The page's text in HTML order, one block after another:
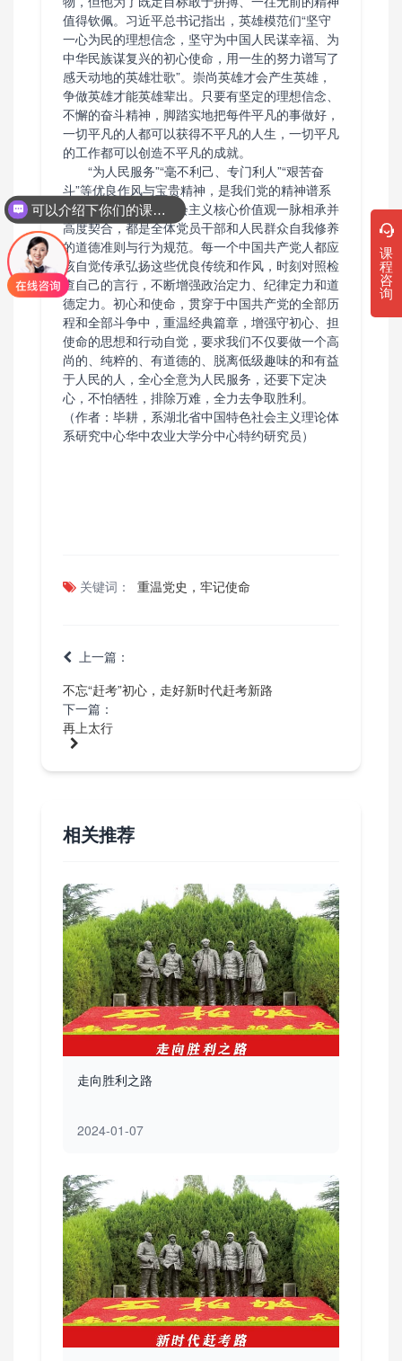
值得钦佩。习近平总书记指出，英雄模范们“坚守
一心为民的理想信念，坚守为中国人民谋幸福、为
中华民族谋复兴的初心使命，用一生的努力谱写了
感天动地的英雄壮歌”。崇尚英雄才会产生英雄，
争做英雄才能英雄辈出。只要有坚定的理想信念、
不懈的奋斗精神，脚踏实地把每件平凡的事做好，
一切平凡的人都可以获得不平凡的人生，一切平凡
的工作都可以创造不平凡的成就。
“为人民服务”“毫不利己、专门利人”“艰苦奋
斗”等优良作风与宝贵精神，是我们党的精神谱系
中的重要内容，与社会主义核心价值观一脉相承并
高度契合，都是全体党员干部和人民群众自我修养
的道德准则与行为规范。每一个中国共产党人都应
该自觉传承弘扬这些优良传统和作风，时刻对照检
查自己的言行，不断增强政治定力、纪律定力和道
德定力。初心和使命，贯穿于中国共产党的全部历
程和全部斗争中，重温经典篇章，增强守初心、担
使命的思想和行动自觉，要求我们不仅要做一个高
尚的、纯粹的、有道德的、脱离低级趣味的和有益
于人民的人，全心全意为人民服务，还要下定决
心，不怕牺牲，排除万难，全力去争取胜利。
（作者：毕耕，系湖北省中国特色社会主义理论体
系研究中心华中农业大学分中心特约研究员）
关键词： 重温党史，牢记使命
上一篇：
不忘“赶考”初心，走好新时代赶考新路
下一篇：
再上太行
相关推荐
走向胜利之路
2024-01-07
课
程
咨
询